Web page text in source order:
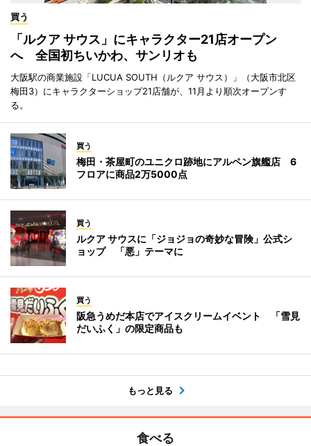
買う
「ルクア サウス」にキャラクター21店オープン
へ 全国初ちいかわ、サンリオも
大阪駅の商業施設「LUCUA SOUTH（ルクア サウス）」（大阪市北区
梅田3）にキャラクターショップ21店舗が、11月より順次オープンす
る。
買う
梅田・茶屋町のユニクロ跡地にアルペン旗艦店 6
フロアに商品2万5000点
買う
ルクア サウスに「ジョジョの奇妙な冒険」公式シ
ョップ 「悪」テーマに
買う
阪急うめだ本店でアイスクリームイベント 「雪見
だいふく」の限定商品も
もっと見る
食べる